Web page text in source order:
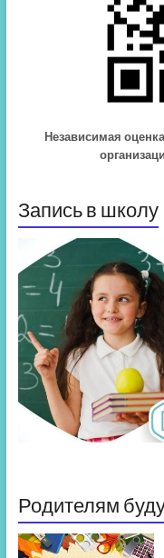
Независимая
Запись в школу
Родителям